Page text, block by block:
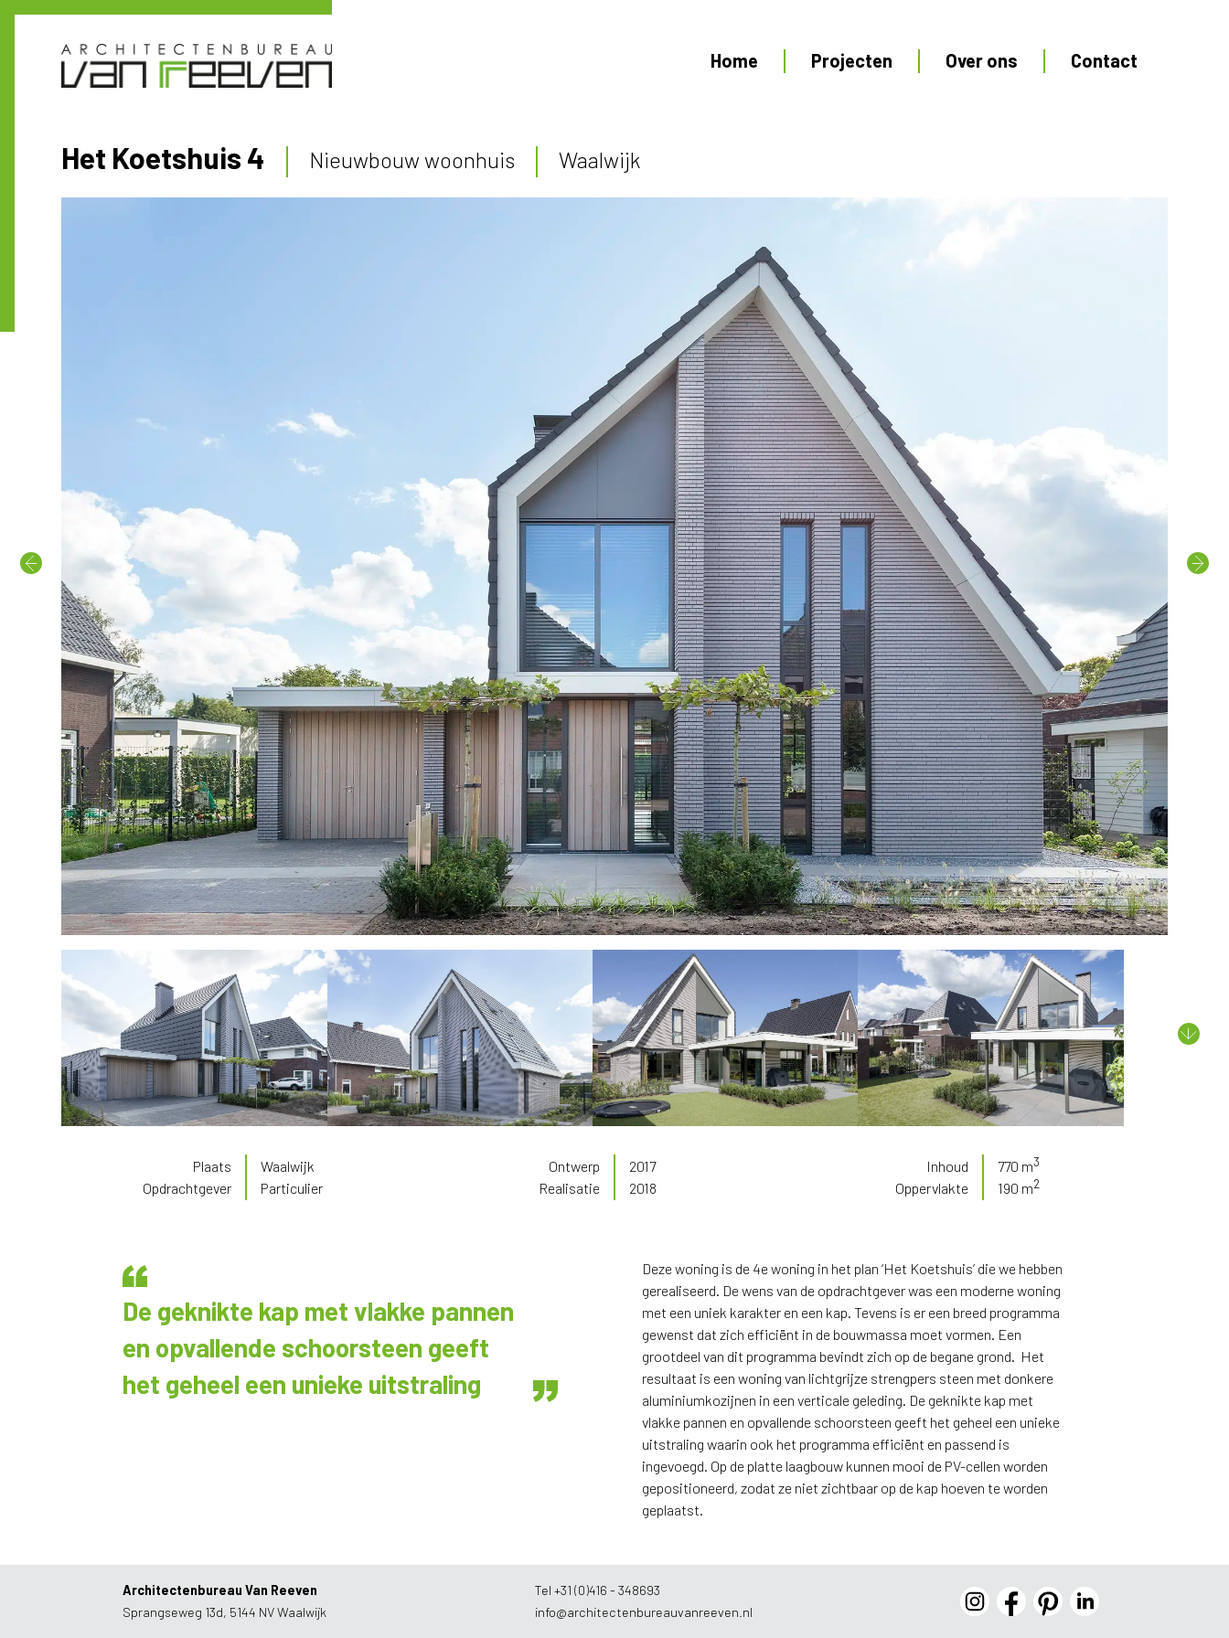
Home Projecten Over ons Contact
Het Koetshuis 4 Nieuwbouw woonhuis Waalwijk
Plaats
Waalwijk
Opdrachtgever
Particulier
Ontwerp
2017
Realisatie
2018
Inhoud 770 m3
Oppervlakte 190 m2
De geknikte kap met vlakke pannen
en opvallende schoorsteen geeft
het geheel een unieke uitstraling
Deze woning is de 4e woning in het plan ‘Het Koetshuis’ die we hebben
gerealiseerd. De wens van de opdrachtgever was een moderne woning
met een uniek karakter en een kap. Tevens is er een breed programma
gewenst dat zich efficiënt in de bouwmassa moet vormen. Een
grootdeel van dit programma bevindt zich op de begane grond. Het
resultaat is een woning van lichtgrijze strengpers steen met donkere
aluminiumkozijnen in een verticale geleding. De geknikte kap met
vlakke pannen en opvallende schoorsteen geeft het geheel een unieke
uitstraling waarin ook het programma efficiënt en passend is
ingevoegd. Op de platte laagbouw kunnen mooi de PV-cellen worden
gepositioneerd, zodat ze niet zichtbaar op de kap hoeven te worden
geplaatst.
Architectenbureau Van Reeven
Sprangseweg 13d, 5144 NV Waalwijk
Tel +31 (0)416 - 348693
info@architectenbureauvanreeven.nl